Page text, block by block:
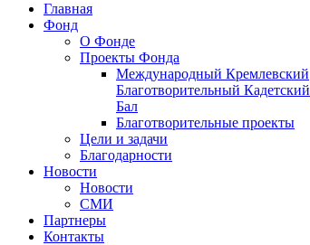
Главная
Фонд
О Фонде
Проекты Фонда
Международный Кремлевский
Благотворительный Кадетский
Бал
Благотворительные проекты
Цели и задачи
Благодарности
Новости
Новости
СМИ
Партнеры
Контакты